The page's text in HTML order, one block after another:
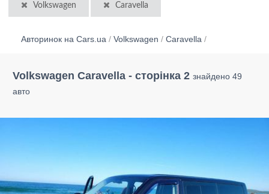
Volkswagen Caravella
Авторинок на Cars.ua / Volkswagen / Caravella /
Volkswagen Caravella - сторінка 2 знайдено 49
авто